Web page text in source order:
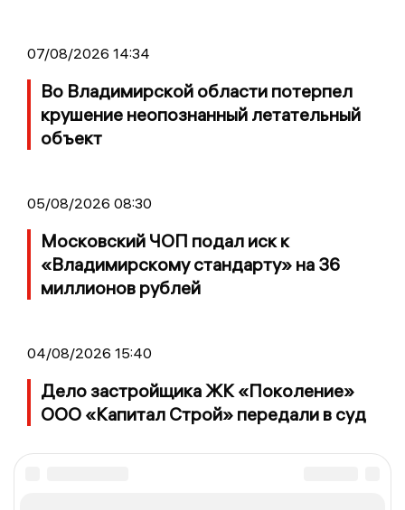
07/08/2026 14:34
Во Владимирской области потерпел
крушение неопознанный летательный
объект
05/08/2026 08:30
Московский ЧОП подал иск к
«Владимирскому стандарту» на 36
миллионов рублей
04/08/2026 15:40
Дело застройщика ЖК «Поколение»
ООО «Капитал Строй» передали в суд